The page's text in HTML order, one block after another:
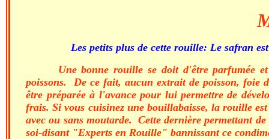
Les petits plus de cette rouille: Le safran
Une bonne rouille se doit d'être parfumée
poissons. De ce fait, aucun extrait de poisson, foie
être préparée à l'avance pour lui permettre de
frais. Si vous cuisinez une bouillabaisse, la rouille
avec ou sans moutarde. Cette dernière permettant
soi-disant "Experts en Rouille" bannissant ce